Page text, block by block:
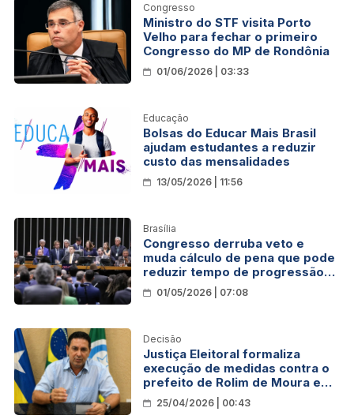
Congresso
Ministro do STF visita Porto
Velho para fechar o primeiro
Congresso do MP de Rondônia
01/06/2026 | 03:33
Educação
Bolsas do Educar Mais Brasil
ajudam estudantes a reduzir
custo das mensalidades
13/05/2026 | 11:56
Brasília
Congresso derruba veto e
muda cálculo de pena que pode
reduzir tempo de progressão
de Bolsonaro
01/05/2026 | 07:08
Decisão
Justiça Eleitoral formaliza
execução de medidas contra o
prefeito de Rolim de Moura em
decorrência de fraude
documental nas eleições de
25/04/2026 | 00:43